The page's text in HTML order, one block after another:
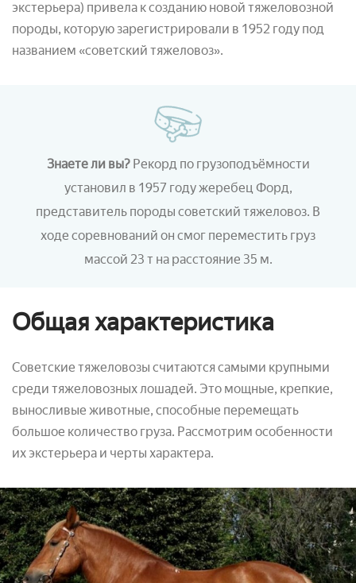
экстерьера) привела к созданию новой тяжеловозной
породы, которую зарегистрировали в 1952 году под
названием «советский тяжеловоз».
Знаете ли вы? Рекорд по грузоподъёмности
установил в 1957 году жеребец Форд,
представитель породы советский тяжеловоз. В
ходе соревнований он смог переместить груз
массой 23 т на расстояние 35 м.
Общая характеристика
Советские тяжеловозы считаются самыми крупными
среди тяжеловозных лошадей. Это мощные, крепкие,
выносливые животные, способные перемещать
большое количество груза. Рассмотрим особенности
их экстерьера и черты характера.